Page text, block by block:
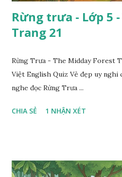
Rừng trưa - Lớp 5
Trang 21
Rừng Trưa - The Midday Forest
Việt English Quiz Vẻ đẹp uy nghi
nghe đọc Rừng Trưa ...
CHIA SẺ 1 NHẬN XÉT